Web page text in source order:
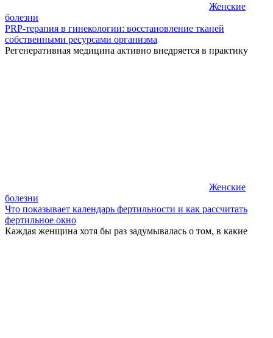
Женские
болезни
PRP-терапия в гинекологии: восстановление тканей
собственными ресурсами организма
Регенеративная медицина активно внедряется в практику
Женские
болезни
Что показывает календарь фертильности и как рассчитать
фертильное окно
Каждая женщина хотя бы раз задумывалась о том, в какие